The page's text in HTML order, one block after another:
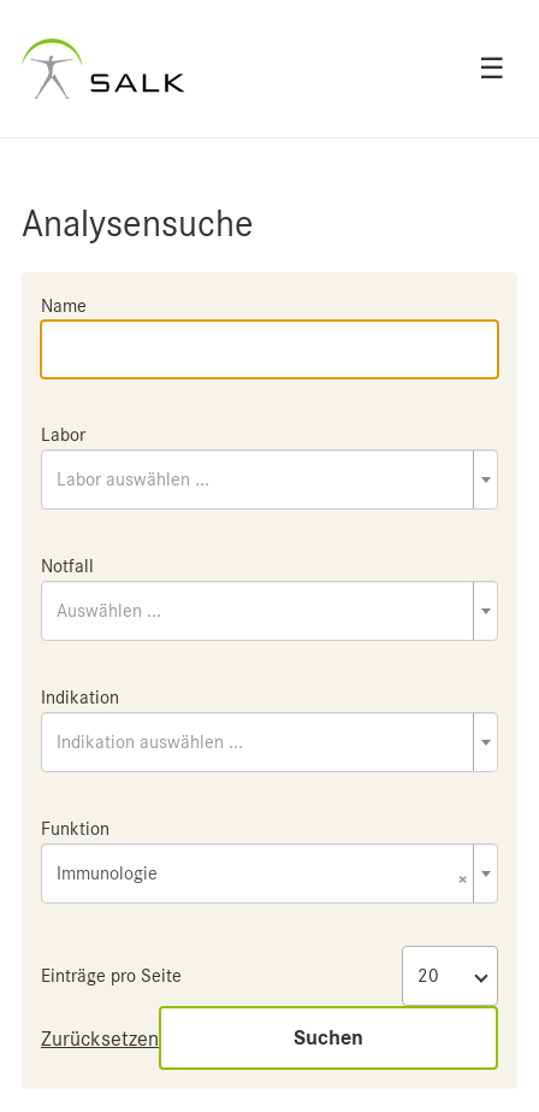
☰
Analysensuche
Name
Labor
Labor auswählen ...
Notfall
Auswählen ...
Indikation
Indikation auswählen ...
Funktion
×
Immunologie
Einträge pro Seite
Zurücksetzen Suchen